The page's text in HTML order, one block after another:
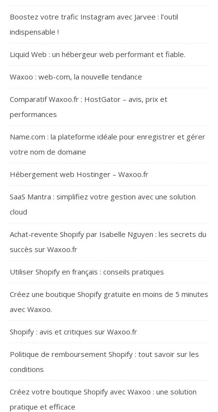
Boostez votre trafic Instagram avec Jarvee : l’outil
indispensable !
Liquid Web : un hébergeur web performant et fiable.
Waxoo : web-com, la nouvelle tendance
Comparatif Waxoo.fr : HostGator – avis, prix et
performances
Name.com : la plateforme idéale pour enregistrer et gérer
votre nom de domaine
Hébergement web Hostinger – Waxoo.fr
SaaS Mantra : simplifiez votre gestion avec une solution
cloud
Achat-revente Shopify par Isabelle Nguyen : les secrets du
succès sur Waxoo.fr
Utiliser Shopify en français : conseils pratiques
Créez une boutique Shopify gratuite en moins de 5 minutes
avec Waxoo.
Shopify : avis et critiques sur Waxoo.fr
Politique de remboursement Shopify : tout savoir sur les
conditions
Créez votre boutique Shopify avec Waxoo : une solution
pratique et efficace